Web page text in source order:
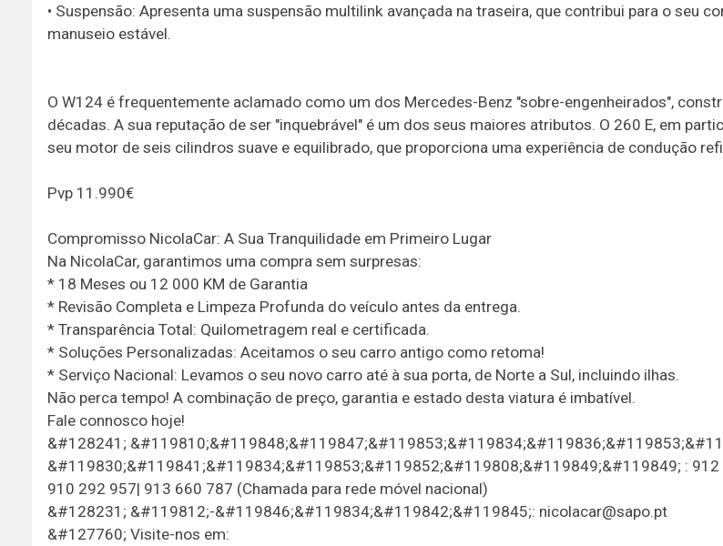
• Suspensão: Apresenta uma suspensão multilink avançada na traseira, que contribui para o seu
manuseio estável.
O W124 é frequentemente aclamado como um dos Mercedes-Benz "sobre-engenheirados",
décadas. A sua reputação de ser "inquebrável" é um dos seus maiores atributos. O 260 E, em
seu motor de seis cilindros suave e equilibrado, que proporciona uma experiência de condução
Pvp 11.990€
Compromisso NicolaCar: A Sua Tranquilidade em Primeiro Lugar
Na NicolaCar, garantimos uma compra sem surpresas:
* 18 Meses ou 12 000 KM de Garantia
* Revisão Completa e Limpeza Profunda do veículo antes da entrega.
* Transparência Total: Quilometragem real e certificada.
* Soluções Personalizadas: Aceitamos o seu carro antigo como retoma!
* Serviço Nacional: Levamos o seu novo carro até à sua porta, de Norte a Sul, incluindo ilhas.
Não perca tempo! A combinação de preço, garantia e estado desta viatura é imbatível.
Fale connosco hoje!
&#128241;
&#119830;&#119841;&#119834;&#119853;&#119852;&#119808;&#119849;&#119849; : 912
910 292 957| 913 660 787 (Chamada para rede móvel nacional)
&#128231; &#119812;-&#119846;&#119834;&#119842;&#119845;: nicolacar@sapo.pt
&#127760; Visite-nos em: